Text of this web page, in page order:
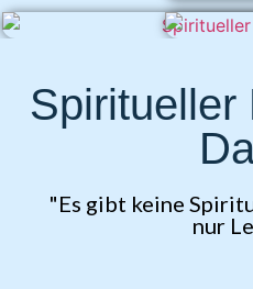
Spiritueller
"Es gibt keine
nur